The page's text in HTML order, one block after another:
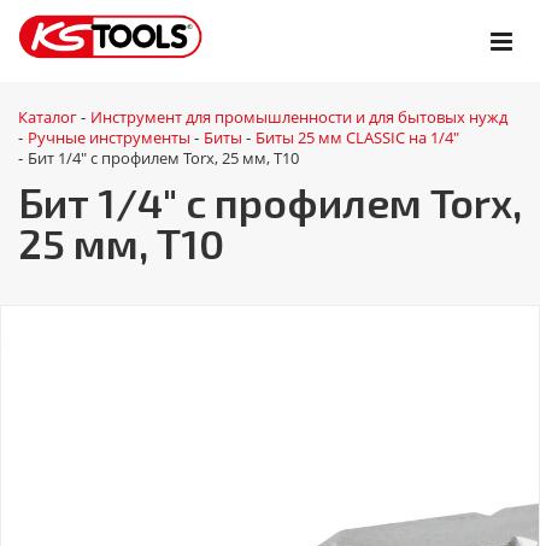
Каталог - Инструмент для промышленности и для бытовых нужд
- Ручные инструменты - Биты - Биты 25 мм CLASSIC на 1/4"
- Бит 1/4" с профилем Torx, 25 мм, Т10
Бит 1/4" с профилем Torx,
25 мм, Т10